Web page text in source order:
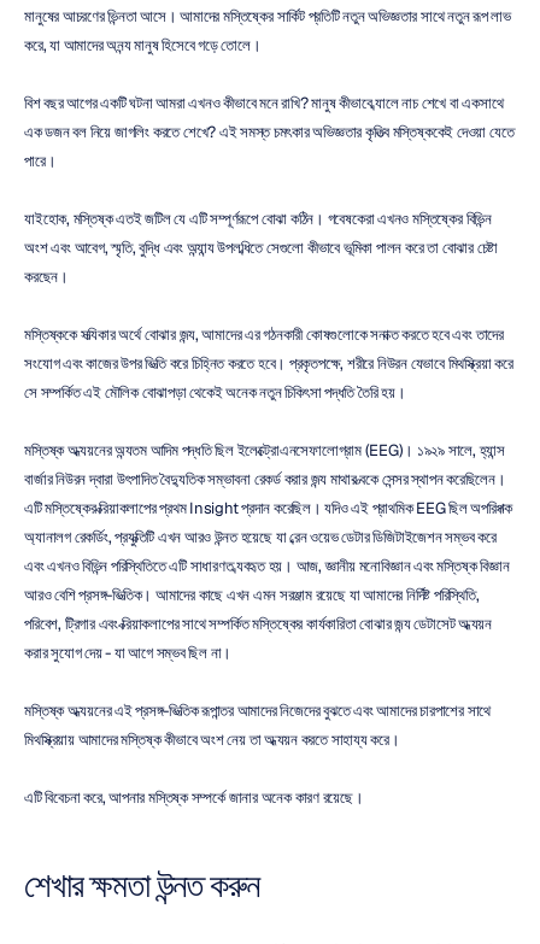
মানুষের আচরণের ভিন্নতা আসে। আমাদের মস্তিষ্কের সার্কিট প্রতিটি নতুন অভিজ্ঞতার সাথে নতুন রূপ লাভ
করে, যা আমাদের অনন্য মানুষ হিসেবে গড়ে তোলে।
বিশ বছর আগের একটি ঘটনা আমরা এখনও কীভাবে মনে রাখি? মানুষ কীভাবে ব্যালে নাচ শেখে বা একসাথে
এক ডজন বল নিয়ে জাগলিং করতে শেখে? এই সমস্ত চমৎকার অভিজ্ঞতার কৃতিত্ব মস্তিষ্ককেই দেওয়া যেতে
পারে।
যাইহোক, মস্তিষ্ক এতই জটিল যে এটি সম্পূর্ণরূপে বোঝা কঠিন। গবেষকেরা এখনও মস্তিষ্কের বিভিন্ন
অংশ এবং আবেগ, স্মৃতি, বুদ্ধি এবং অন্যান্য উপলব্ধিতে সেগুলো কীভাবে ভূমিকা পালন করে তা বোঝার চেষ্টা
করছেন।
মস্তিষ্ককে সত্যিকার অর্থে বোঝার জন্য, আমাদের এর গঠনকারী কোষগুলোকে সনাক্ত করতে হবে এবং তাদের
সংযোগ এবং কাজের উপর ভিত্তি করে চিহ্নিত করতে হবে। প্রকৃতপক্ষে, শরীরে নিউরন যেভাবে মিথস্ক্রিয়া করে
সে সম্পর্কিত এই মৌলিক বোঝাপড়া থেকেই অনেক নতুন চিকিৎসা পদ্ধতি তৈরি হয়।
মস্তিষ্ক অধ্যয়নের অন্যতম আদিম পদ্ধতি ছিল ইলেক্ট্রোএনসেফালোগ্রাম (EEG)। ১৯২৯ সালে, হ্যান্স
বার্জার নিউরন দ্বারা উৎপাদিত বৈদ্যুতিক সম্ভাবনা রেকর্ড করার জন্য মাথার ত্বকে সেন্সর স্থাপন করেছিলেন।
এটি মস্তিষ্কের ক্রিয়াকলাপের প্রথম Insight প্রদান করেছিল। যদিও এই প্রাথমিক EEG ছিল অপরিপক্ক
অ্যানালগ রেকর্ডিং, প্রযুক্তিটি এখন আরও উন্নত হয়েছে যা ব্রেন ওয়েভ ডেটার ডিজিটাইজেশন সম্ভব করে
এবং এখনও বিভিন্ন পরিস্থিতিতে এটি সাধারণত ব্যবহৃত হয়। আজ, জ্ঞানীয় মনোবিজ্ঞান এবং মস্তিষ্ক বিজ্ঞান
আরও বেশি প্রসঙ্গ-ভিত্তিক। আমাদের কাছে এখন এমন সরঞ্জাম রয়েছে যা আমাদের নির্দিষ্ট পরিস্থিতি,
পরিবেশ, ট্রিগার এবং ক্রিয়াকলাপের সাথে সম্পর্কিত মস্তিষ্কের কার্যকারিতা বোঝার জন্য ডেটাসেট অধ্যয়ন
করার সুযোগ দেয় - যা আগে সম্ভব ছিল না।
মস্তিষ্ক অধ্যয়নের এই প্রসঙ্গ-ভিত্তিক রূপান্তর আমাদের নিজেদের বুঝতে এবং আমাদের চারপাশের সাথে
মিথস্ক্রিয়ায় আমাদের মস্তিষ্ক কীভাবে অংশ নেয় তা অধ্যয়ন করতে সাহায্য করে।
এটি বিবেচনা করে, আপনার মস্তিষ্ক সম্পর্কে জানার অনেক কারণ রয়েছে।
শেখার ক্ষমতা উন্নত করুন